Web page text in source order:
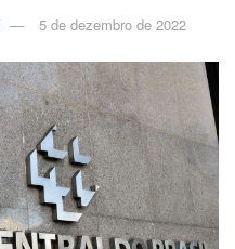
5 de dezembro de 2022